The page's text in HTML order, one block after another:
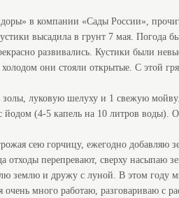
в компании «Сады России»,
высадила в грунт 7 мая.
развивались. Кустики были
они стояли открытые. С этой
луковую шелуху и 1 свежую
(4-5 капель на 10 литров воды).
сею горчицу, ежегодно добавляю
отходы перепревают, сверху насыпаю
землю и дружу с луной. В этом году
много работаю, разговариваю с